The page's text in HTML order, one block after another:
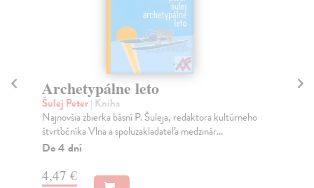
Archetypálne leto
Šulej Peter| Kniha
Najnovšia zbierka básní P. Šuleja, redaktora kultúrneho
štvrťočníka Vlna a spoluzakladateľa medzinár...
Do 4 dní
4,47 €